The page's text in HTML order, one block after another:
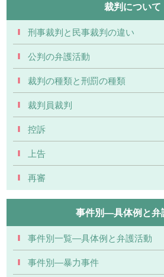
裁判について
刑事裁判と民事裁判の違い
公判の弁護活動
裁判の種類と刑罰の種類
裁判員裁判
控訴
上告
再審
事件別―具体例と弁
事件別一覧―具体例と弁護活動
事件別―暴力事件